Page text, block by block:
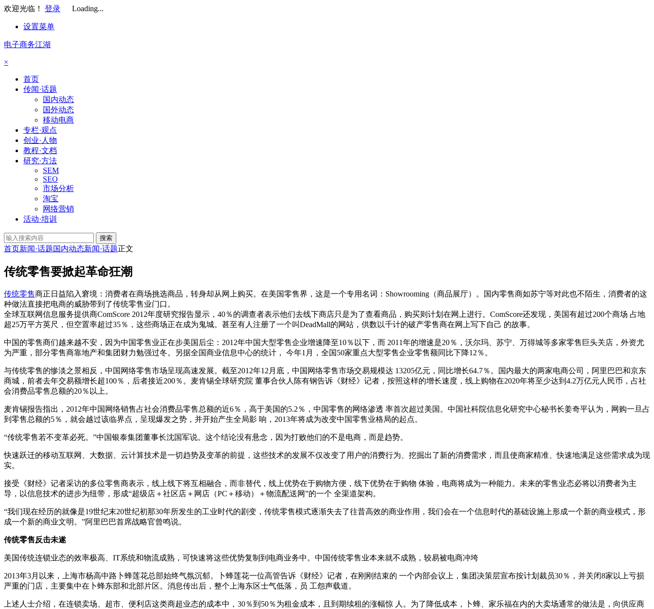
欢迎光临！ 登录 Loading...
设置菜单
电子商务江湖
×
首页
传闻·话题
国内动态
国外动态
移动电商
专栏·观点
创业·人物
教程·文档
研究·方法
SEM
SEO
市场分析
淘宝
网络营销
活动·培训
搜索
首页新闻·话题国内动态新闻·话题正文
传统零售要掀起革命狂潮
传统零售商正日益陷入窘境：消费者在商场挑选商品，转身却从网上购买。在美国零售界，这是一个专用名词：Showrooming（商品展厅）。国内零售商如苏宁等对此也不陌生，消费者的这
种做法直接把电商的威胁带到了传统零售业门口。
全球互联网信息服务提供商ComScore 2012年度研究报告显示，40％的调查者表示他们去线下商店只是为了查看商品，购买则计划在网上进行。ComScore还发现，美国有超过200个商场 占地
超25万平方英尺，但空置率超过35％，这些商场正在成为鬼城。甚至有人注册了一个叫DeadMall的网站，供数以千计的破产零售商在网上写下自己 的故事。
中国的零售商们越来越不安，因为中国零售业正在步美国后尘：2012年中国大型零售企业增速降至10％以下，而 2011年的增速是20％，沃尔玛、苏宁、万得城等多家零售巨头关店，外资尤
为严重，部分零售商靠地产和集团财力勉强过冬。另据全国商业信息中心的统计， 今年1月，全国50家重点大型零售企业零售额同比下降12％。
与传统零售的惨淡之景相反，中国网络零售市场呈现高速发展。截至2012年12月底，中国网络零售市场交易规模达 13205亿元，同比增长64.7％。国内最大的两家电商公司，阿里巴巴和京东
商城，前者去年交易额增长超100％，后者接近200％。麦肯锡全球研究院 董事合伙人陈有钢告诉《财经》记者，按照这样的增长速度，线上购物在2020年将至少达到4.2万亿元人民币，占社
会消费品零售总额的20％以上。
麦肯锡报告指出，2012年中国网络销售占社会消费品零售总额的近6％，高于美国的5.2％，中国零售的网络渗透 率首次超过美国。中国社科院信息化研究中心秘书长姜奇平认为，网购一旦占
到零售总额的5％，就会越过该临界点，呈现爆发之势，并开始产生全局影 响，2013年将成为改变中国零售业格局的起点。
“传统零售若不变革必死。”中国银泰集团董事长沈国军说。这个结论没有悬念，因为打败他们的不是电商，而是趋势。
快速跃迁的移动互联网、大数据、云计算技术是一切趋势及变革的前提，这些技术的发展不仅改变了用户的消费行为、挖掘出了新的消费需求，而且使商家精准、快速地满足这些需求成为现
实。
接受《财经》记者采访的多位零售商表示，线上线下将互相融合，而非替代，线上优势在于购物方便，线下优势在于购物 体验，电商将成为一种能力。未来的零售业态必将以消费者为主
导，以信息技术的进步为纽带，形成“超级店＋社区店＋网店（PC＋移动）＋物流配送网”的一个 全渠道架构。
“我们现在经历的就像是19世纪末20世纪初那30年所发生的工业时代的剧变，传统零售模式逐渐失去了往昔高效的商业作用，我们会在一个信息时代的基础设施上形成一个新的商业模式，形
成一个新的商业文明。”阿里巴巴首席战略官曾鸣说。
传统零售反击未遂
美国传统连锁业态的效率极高、IT系统和物流成熟，可快速将这些优势复制到电商业务中。中国传统零售业本来就不成熟，较易被电商冲垮
2013年3月以来，上海市杨高中路卜蜂莲花总部始终气氛沉郁。卜蜂莲花一位高管告诉《财经》记者，在刚刚结束的 一个内部会议上，集团决策层宣布按计划裁员30％，并关闭8家以上亏损
严重的门店，主要集中在卜蜂东部和北部片区。消息传出后，整个上海东区士气低落，员 工怨声载道。
上述人士介绍，在连锁卖场、超市、便利店这类商超业态的成本中，30％到50％为租金成本，且到期续租的涨幅惊 人。为了降低成本，卜蜂、家乐福在内的大卖场通常的做法是，向供应商